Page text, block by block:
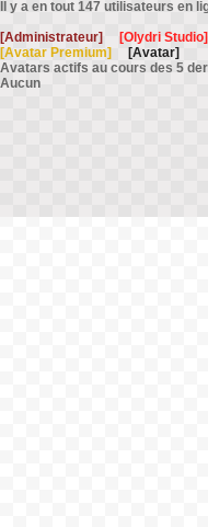
Il y a en tout 147 utilisateurs en
[Administrateur]
[Olydri Studio]
[Avatar Premium]
[Avatar]
Avatars actifs au cours des 5
Aucun